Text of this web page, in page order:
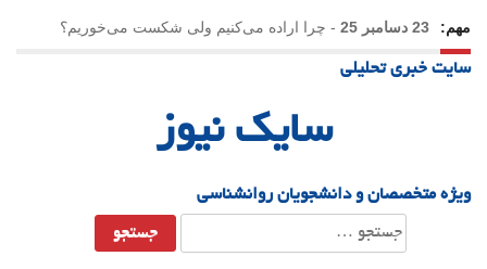
مهم: 23 دسامبر 25 - چرا اراده می‌کنیم ولی شکست می‌خوریم؟
21 دسامبر 25
سایت خبری تحلیلی
سایک نیوز
ویژه متخصصان و دانشجویان روانشناسی
جستجو
برای: